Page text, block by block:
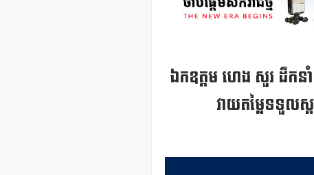
ឯកឧត្តម ហេង សួរ ដឹកន
វាយតម្លៃទទួល